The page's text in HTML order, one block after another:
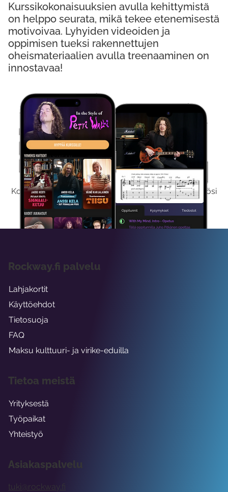
Kokeile Ilmaiseksi
Kokeilemalla ilmaiseksi saat koko sisältömme käyttöösi
viikon ajaksi.
Kurssikokonaisuuksien avulla kehittymistä
on helppo seurata, mikä tekee etenemisestä
motivoivaa. Lyhyiden videoiden ja
oppimisen tueksi rakennettujen
oheismateriaalien avulla treenaaminen on
innostavaa!
Asiakaspalvelu
tuki@rockway.fi
Rockway.fi palvelu
Lahjakortit
Käyttöehdot
Tietosuoja
FAQ
Maksu kulttuuri- ja virike-eduilla
Tietoa meistä
Yrityksestä
Työpaikat
Yhteistyö